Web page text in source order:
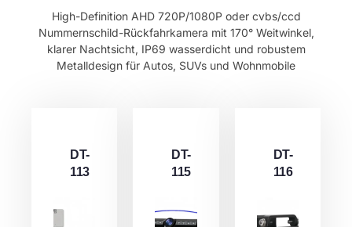
High-Definition AHD 720P/1080P oder cvbs/ccd
Nummernschild-Rückfahrkamera mit 170° Weitwinkel,
klarer Nachtsicht, IP69 wasserdicht und robustem
Metalldesign für Autos, SUVs und Wohnmobile
DT-
113
DT-
115
DT-
116